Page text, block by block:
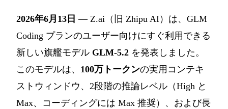
2026年6月13日 — Z.ai（旧 Zhipu AI）は、GLM
Coding プランのユーザー向けにすぐ利用できる
新しい旗艦モデル GLM-5.2 を発表しました。
このモデルは、 100万トークンの実用コンテキ
ストウィンドウ、2段階の推論レベル（High と
Max、コーディングには Max 推奨）、および長